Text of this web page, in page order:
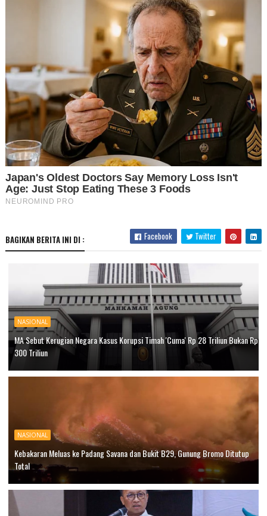
BAGIKAN BERITA INI DI : Facebook Twitter
NASIONAL
MA Sebut Kerugian Negara Kasus Korupsi Timah 'Cuma' Rp 28 Triliun Bukan Rp
300 Triliun
NASIONAL
Kebakaran Meluas ke Padang Savana dan Bukit B29, Gunung Bromo Ditutup
Total